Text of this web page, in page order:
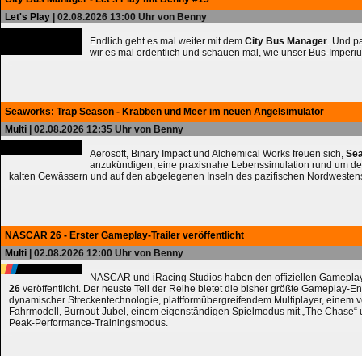
Let's Play | 02.08.2026 13:00 Uhr von Benny
Endlich geht es mal weiter mit dem City Bus Manager . Und
wir es mal ordentlich und schauen mal, wie unser Bus-
Seaworks: Trap Season - Krabben und Meer im neuen Angelsimulator
Multi | 02.08.2026 12:35 Uhr von Benny
Aerosoft, Binary Impact und Alchemical Works freuen sich,
anzukündigen, eine praxisnahe Lebenssimulation rund um
kalten Gewässern und auf den abgelegenen Inseln des pazifischen
NASCAR 26 - Erster Gameplay-Trailer veröffentlicht
Multi | 02.08.2026 12:00 Uhr von Benny
NASCAR und iRacing Studios haben den offiziellen
26 veröffentlicht. Der neuste Teil der Reihe bietet die bisher größte Gameplay-
dynamischer Streckentechnologie, plattformübergreifendem Multiplayer, einem
Fahrmodell, Burnout-Jubel, einem eigenständigen Spielmodus mit „The
Peak-Performance-Trainingsmodus.